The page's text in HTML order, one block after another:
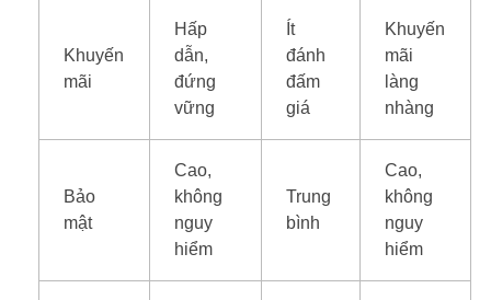
Khuyến
mãi
Hấp
dẫn,
đứng
vững
Ít
đánh
đấm
giá
Khuyến
mãi
làng
nhàng
Bảo
mật
Cao,
không
nguy
hiểm
Trung
bình
Cao,
không
nguy
hiểm